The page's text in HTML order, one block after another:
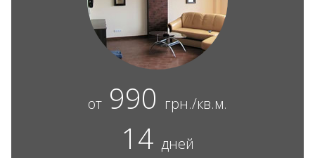
от 990 грн./кв.м.
14 дней